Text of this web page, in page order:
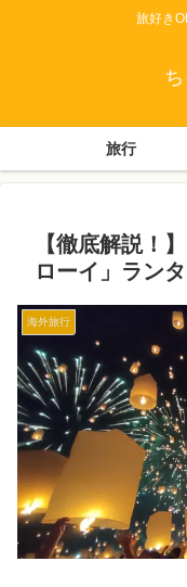
旅好き
旅行
【徹底解説！
ローイ」ラン
海外旅行